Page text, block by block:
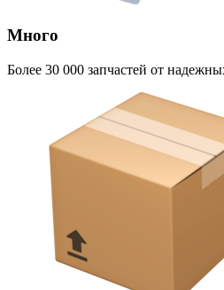
Много
Более 30 000 запчастей от